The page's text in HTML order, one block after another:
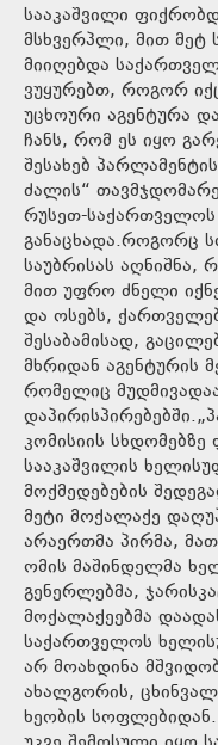
სააკაშვილი
მსხვერპლი, მით მეტ
მიიღებდა
ვუყურებთ, როგორ
უცხოური აგენტურა
ჩანს, რომ ეს იყო
შესახებ
ძალის“
რუსეთ-საქართველოს
განაცხადა.როგორც
საუბრისას აღნიშნა,
მით უფრო ძნელი
და ოსებს,
შესაბამისად,
მხრიდან აგენტურის
რომელიც
კომისიის
სააკაშვილის
მოქმედებების
მეტი მოქალაქე
არაერთმა პირმა,
ომის მაშინდელმა
გენერლებმა,
მოქალაქეებმა
საქართველოს
არ მოახდინა
ახალგორის,
ხეობის